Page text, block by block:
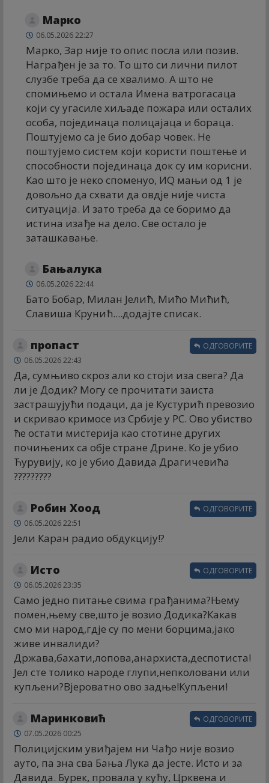
Марко
06.05.2026 22:27
Марко, Зар није то опис посла или позив.
Награђен је за то. То што си лични пилот
слузбе треба да се хвалимо. А што не
спомињемо и остала Имена ватрогасаца
који су угасиле хиљаде пожара или осталих
особа, појединаца полицајаца и бораца.
Поштујемо са је био добар човек. Не
поштујемо систем који користи поштење и
способности појединаца док су им корисни.
Као што је неко споменуо, ИQ мањи од 1 је
довољно да схвати да овдје није чиста
ситуација. И зато треба да се боримо да
истина изађе на дело. Све остало је
заташкавање.
Бањалука
06.05.2026 22:44
Бато Бобар, Милан Јелић, Мићо Мићић,
Славиша Крунић....додајте списак.
пропаст
06.05.2026 22:43
Да, сумњиво скроз али ко стоји иза свега? Да
ли је Додик? Могу се прочитати заиста
застрашујући подаци, да је Кустурић превозио
и скривао кримосе из Србије у РС. Ово убиство
ће остати мистерија као стотине других
почињених са обје стране Дрине. Ко је убио
Ћурувију, ко је убио Давида Драгичевића
?????????
ОДГОВОРИТЕ
Робин Хоод
06.05.2026 22:51
Јели Каран радио обдукцију!?
ОДГОВОРИТЕ
Исто
06.05.2026 23:35
Само једно питање свима грађанима?Њему
помен,њему све,што је возио Додика?Какав
смо ми народ,гдје су по мени борцима,јако
живе инвалиди?
Држава,бахати,лопова,анархиста,деспотиста!
Јел сте толико народе глупи,непколовани или
купљени?Вјероватно ово задње!Купљени!
ОДГОВОРИТЕ
Маринковић
07.05.2026 00:25
Полицијским увиђајем ни Чађо није возио
ауто, па зна сва Бања Лука да јесте. Исто и за
Давида. Бурек, провала у кућу, Црквена и
ОДГОВОРИТЕ